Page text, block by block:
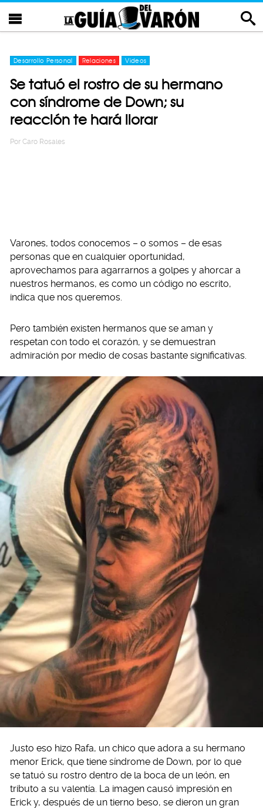
Desarrollo Personal Relaciones Videos
Se tatuó el rostro de su hermano
con síndrome de Down; su
reacción te hará llorar
Por Caro Rosales
Varones, todos conocemos – o somos – de esas
personas que en cualquier oportunidad,
aprovechamos para agarrarnos a golpes y ahorcar a
nuestros hermanos, es como un código no escrito,
indica que nos queremos.
Pero también existen hermanos que se aman y
respetan con todo el corazón, y se demuestran
admiración por medio de cosas bastante significativas.
Justo eso hizo Rafa, un chico que adora a su hermano
menor Erick, que tiene síndrome de Down, por lo que
se tatuó su rostro dentro de la boca de un león, en
tributo a su valentía. La imagen causó impresión en
Erick y, después de un tierno beso, se dieron un gran